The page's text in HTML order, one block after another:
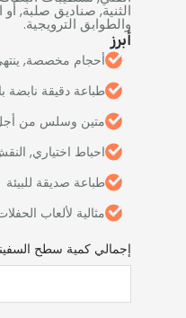
الثنية, صناديق صلبة, أو
والطوابق الترويجية.
أبرز
أحجام مخصصة,
طباعة دقيقة نابضة
متين وسلس من
احباط اختياري,
طباعة صديقة للبيئة
مثالية لألعاب
إجمالي كمية سطح